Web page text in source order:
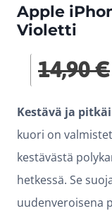
Apple
Violetti
14,90€
Kestävä ja
kuori on
kestävästä
hetkessä. Se
uudenveroisena